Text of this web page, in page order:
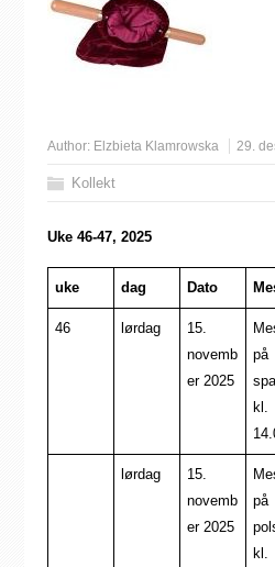
Author: Elzbieta Klamrowska 29.
Kollekt
Uke 46-47, 2025
uke dag Dato
46 lørdag
15.
novemb
er 2025
på
kl.
lørdag
15.
novemb
er 2025
på
kl.